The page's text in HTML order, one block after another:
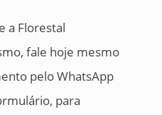
a Florestal
fale hoje mesmo
pelo WhatsApp
para